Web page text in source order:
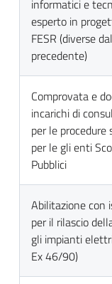
informatici e
esperto in
FESR (diverse
precedente)
Comprovata e
incarichi di
per le
per le gli enti
Pubblici
Abilitazione con
per il rilascio
gli impianti
Ex 46/90)